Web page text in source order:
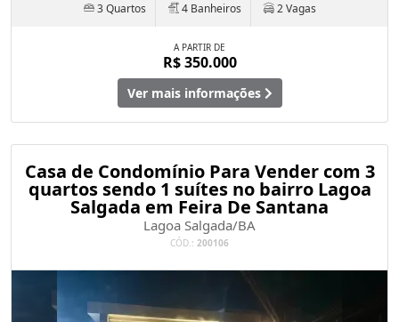
3 Quartos 4 Banheiros 2 Vagas
A PARTIR DE
R$ 350.000
Ver mais informações
Casa de Condomínio Para Vender com 3
quartos sendo 1 suítes no bairro Lagoa
Salgada em Feira De Santana
Lagoa Salgada/BA
CÓD.: 200106